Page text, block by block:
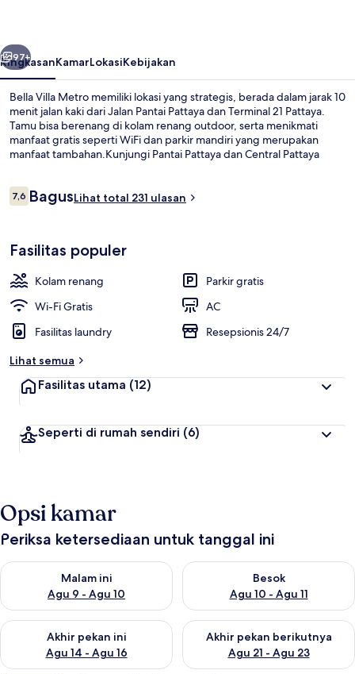
Berikutnya
97+
RingkasanKamarLokasiKebijakan
Bella Villa Metro memiliki lokasi yang strategis, berada dalam jarak 10
menit jalan kaki dari Jalan Pantai Pattaya dan Terminal 21 Pattaya.
Tamu bisa berenang di kolam renang outdoor, serta menikmati
manfaat gratis seperti WiFi dan parkir mandiri yang merupakan
manfaat tambahan.Kunjungi Pantai Pattaya dan Central Pattaya
Ulasan
7,67,6 dari 10
BagusLihat total 231 ulasan
Fasilitas populer
Kolam renang
Parkir gratis
Wi-Fi Gratis
AC
Fasilitas laundry
Resepsionis 24/7
Lihat semua
Fasilitas utama (12)
Seperti di rumah sendiri (6)
Opsi kamar
Periksa ketersediaan untuk tanggal ini
Malam ini
Agu 9 - Agu 10
Periksa ketersediaan untuk malam ini Agu 9 - Agu 10
Besok
Agu 10 - Agu 11
Periksa ketersediaan untuk
Akhir pekan ini
Agu 14 - Agu 16
Periksa ketersediaan untuk akhir pekan ini Agu 14 - Agu 16
Akhir pekan berikutnya
Agu 21 - Agu 23
Periksa ketersediaan untuk